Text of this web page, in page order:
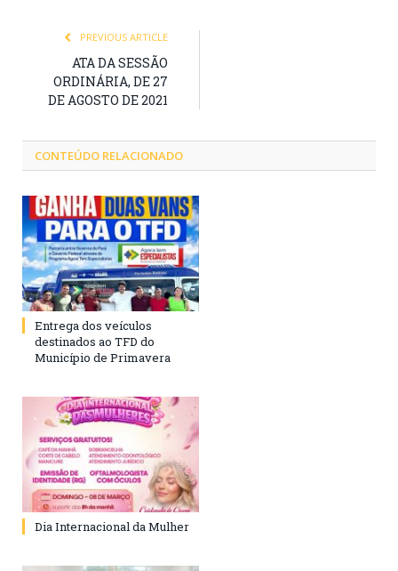
PREVIOUS ARTICLE
ATA DA SESSÃO
ORDINÁRIA, DE 27
DE AGOSTO DE 2021
CONTEÚDO RELACIONADO
Entrega dos veículos
destinados ao TFD do
Município de Primavera
Dia Internacional da Mulher